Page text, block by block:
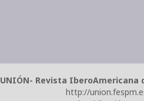
UNIÓN- Revista IberoAmericana
http://